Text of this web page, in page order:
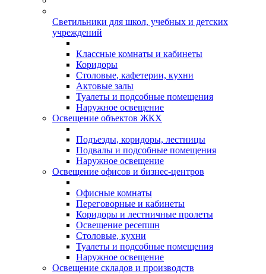
Светильники для школ, учебных и детских
учреждений
Классные комнаты и кабинеты
Коридоры
Столовые, кафетерии, кухни
Актовые залы
Туалеты и подсобные помещения
Наружное освещение
Освещение объектов ЖКХ
Подъезды, коридоры, лестницы
Подвалы и подсобные помещения
Наружное освещение
Освещение офисов и бизнес-центров
Офисные комнаты
Переговорные и кабинеты
Коридоры и лестничные пролеты
Освещение ресепшн
Столовые, кухни
Туалеты и подсобные помещения
Наружное освещение
Освещение складов и производств